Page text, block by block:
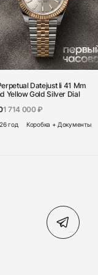
Datejust Ii 41 Mm
Yellow Gold Silver Dial
1 714 000 ₽
год Коробка + Документы